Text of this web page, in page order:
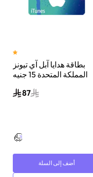
بطاقة هدايا آبل آي تيونز
المملكة المتحدة 15 جنيه
الرقمي بالبريد الإلكتروني
87
أضف إلى السلة